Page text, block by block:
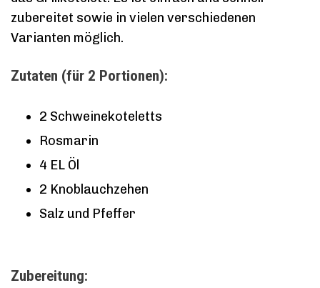
zubereitet sowie in vielen verschiedenen
Varianten möglich.
Zutaten (für 2 Portionen):
2 Schweinekoteletts
Rosmarin
4 EL Öl
2 Knoblauchzehen
Salz und Pfeffer
Zubereitung: